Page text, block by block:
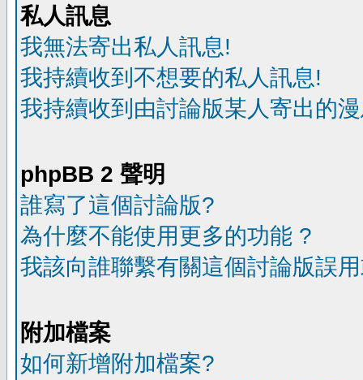
私人訊息
我無法寄出私人訊息!
我持續收到不想要的私人訊息!
我持續收到由討論版某人寄出的
phpBB 2 聲明
誰寫了這個討論版?
為什麼不能使用更多的功能 ?
我該向誰聯繫有關這個討論版誤
附加檔案
如何新增附加檔案?